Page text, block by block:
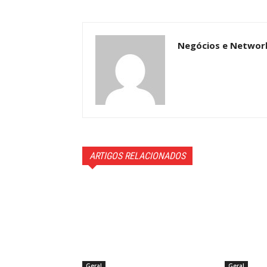
Negócios e
ARTIGOS RELACIONADOS